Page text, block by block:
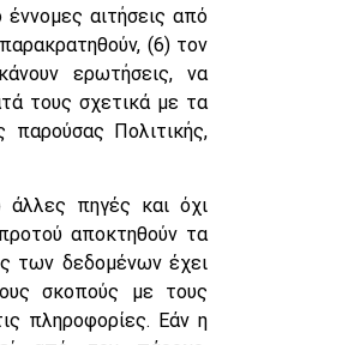
αιτήσεις από
(6) τον
ερωτήσεις, να
τους σχετικά με τα
παρούσας Πολιτικής,
πηγές και όχι
αποκτηθούν τα
των δεδομένων έχει
σκοπούς με τους
πληροφορίες. Εάν η